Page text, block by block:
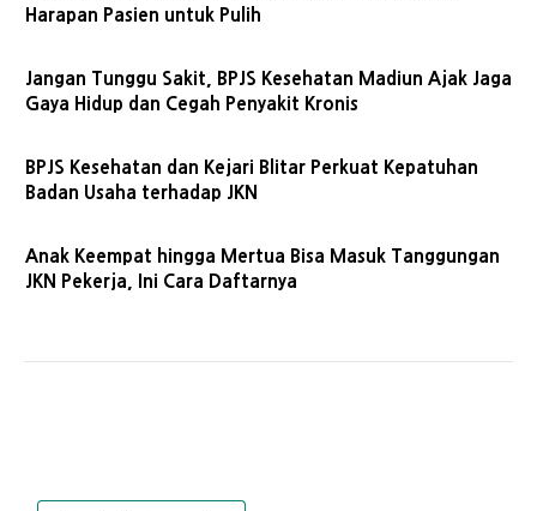
Harapan Pasien untuk Pulih
Jangan Tunggu Sakit, BPJS Kesehatan Madiun Ajak Jaga
Gaya Hidup dan Cegah Penyakit Kronis
BPJS Kesehatan dan Kejari Blitar Perkuat Kepatuhan
Badan Usaha terhadap JKN
Anak Keempat hingga Mertua Bisa Masuk Tanggungan
JKN Pekerja, Ini Cara Daftarnya